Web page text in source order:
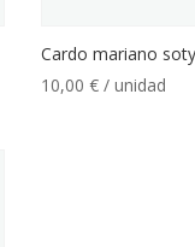
Cardo mariano
10,00 € / unidad